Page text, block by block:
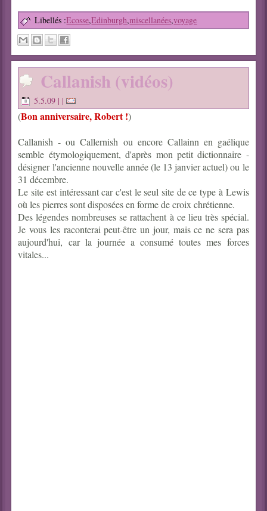
Libellés :Ecosse,Edinburgh,miscellanées,voyage
Callanish (vidéos)
5.5.09 | |
(Bon anniversaire, Robert !)
Callanish - ou Callernish ou encore Callainn en gaélique
semble étymologiquement, d'après mon petit dictionnaire -
désigner l'ancienne nouvelle année (le 13 janvier actuel) ou le
31 décembre.
Le site est intéressant car c'est le seul site de ce type à Lewis
où les pierres sont disposées en forme de croix chrétienne.
Des légendes nombreuses se rattachent à ce lieu très spécial.
Je vous les raconterai peut-être un jour, mais ce ne sera pas
aujourd'hui, car la journée a consumé toutes mes forces
vitales...